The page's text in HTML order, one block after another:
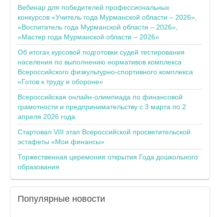
Вебинар для победителей профессиональных
конкурсов «Учитель года Мурманской области – 2026»,
«Воспитатель года Мурманской области – 2026»,
«Мастер года Мурманской области – 2026»
Об итогах курсовой подготовки судей тестирования
населения по выполнению нормативов комплекса
Всероссийского физкультурно-спортивного комплекса
«Готов к труду и обороне»
Всероссийская онлайн-олимпиада по финансовой
грамотности и предпринимательству с 3 марта по 2
апреля 2026 года
Стартовал VIII этап Всероссийской просветительской
эстафеты «Мои финансы»
Торжественная церемония открытия Года дошкольного
образования
Популярные новости